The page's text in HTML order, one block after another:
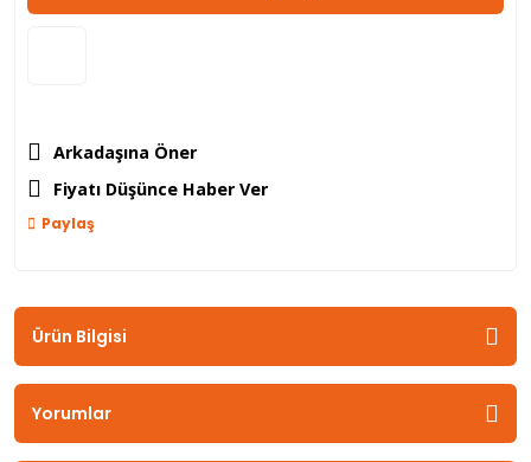
Arkadaşına Öner
Fiyatı Düşünce Haber Ver
Paylaş
Ürün Bilgisi
Yorumlar